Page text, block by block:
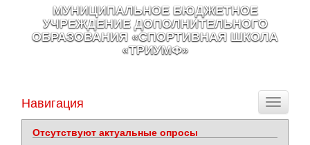
МУНИЦИПАЛЬНОЕ БЮДЖЕТНОЕ
УЧРЕЖДЕНИЕ ДОПОЛНИТЕЛЬНОГО
ОБРАЗОВАНИЯ «СПОРТИВНАЯ ШКОЛА
«ТРИУМФ»
Toggle
Навигация
Отсутствуют актуальные опросы